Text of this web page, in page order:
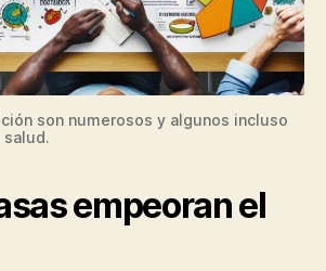
son numerosos y algunos incluso
empeoran el